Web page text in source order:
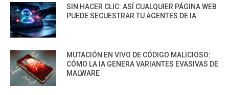
SIN HACER CLIC: ASÍ CUALQUIER PÁGINA WEB
PUEDE SECUESTRAR TU AGENTES DE IA
MUTACIÓN EN VIVO DE CÓDIGO MALICIOSO:
CÓMO LA IA GENERA VARIANTES EVASIVAS DE
MALWARE